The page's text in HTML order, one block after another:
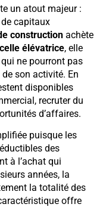
un atout majeur :
de capitaux
construction achète
élévatrice, elle
ne pourront pas
son activité. En
disponibles
recruter du
d’affaires.
puisque les
des
à l’achat qui
années, la
la totalité des
offre